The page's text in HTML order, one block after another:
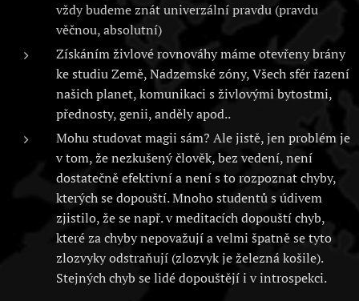
vždy budeme znát univerzální pravdu (pravdu
věčnou, absolutní)
Získáním živlové rovnováhy máme otevřeny brány
ke studiu Země, Nadzemské zóny, Všech sfér řazení
našich planet, komunikaci s živlovými bytostmi,
přednosty, genii, anděly apod..
Mohu studovat magii sám? Ale jistě, jen problém je
v tom, že nezkušený člověk, bez vedení, není
dostatečně efektivní a není s to rozpoznat chyby,
kterých se dopouští. Mnoho studentů s údivem
zjistilo, že se např. v meditacích dopouští chyb,
které za chyby nepovažují a velmi špatně se tyto
zlozvyky odstraňují (zlozvyk je železná košile).
Stejných chyb se lidé dopouštějí i v introspekci.